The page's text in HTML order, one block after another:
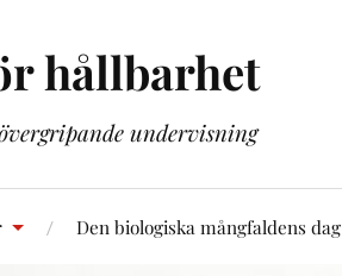
hållbarhet
undervisning
Den biologiska mångfaldens dag